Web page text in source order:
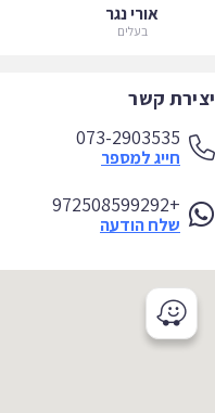
אורי נגר
בעלים
קשר
073-2903535
חייג למספר
+972508599292
שלח הודעה